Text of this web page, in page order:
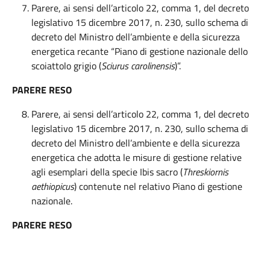
Parere, ai sensi dell’articolo 22, comma 1, del decreto
legislativo 15 dicembre 2017, n. 230, sullo schema di
decreto del Ministro dell’ambiente e della sicurezza
energetica recante “Piano di gestione nazionale dello
scoiattolo grigio (Sciurus carolinensis)”.
PARERE RESO
Parere, ai sensi dell’articolo 22, comma 1, del decreto
legislativo 15 dicembre 2017, n. 230, sullo schema di
decreto del Ministro dell’ambiente e della sicurezza
energetica che adotta le misure di gestione relative
agli esemplari della specie Ibis sacro (Threskiornis
aethiopicus) contenute nel relativo Piano di gestione
nazionale.
PARERE RESO